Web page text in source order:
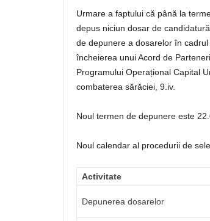
Urmare a faptului că până la
depus niciun dosar de
de depunere a dosarelor în
încheierea unui Acord de
Programului Operațional Capital
combaterea sărăciei, 9.iv.
Noul termen de depunere este
Noul calendar al procedurii de
Activitate
Depunerea dosarelor